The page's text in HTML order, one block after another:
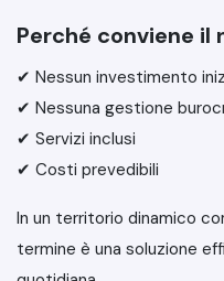
Perché conviene il
✔ Nessun investimento
✔ Nessuna gestione
✔ Servizi inclusi
✔ Costi prevedibili
In un territorio dinamico
termine è una soluzione